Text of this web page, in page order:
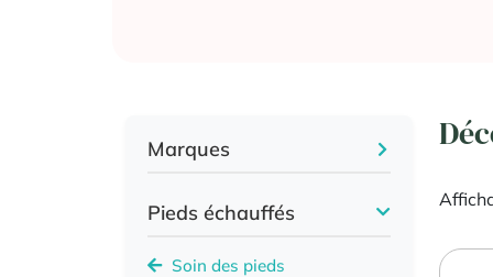
Marques
Pieds échauffés
Soin des pieds